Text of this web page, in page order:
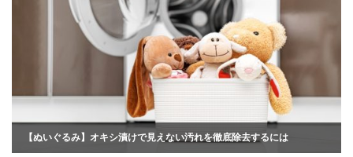
【ぬいぐるみ】オキシ漬けで見えない汚れを徹底除去するには